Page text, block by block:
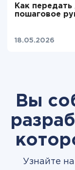
Как
пошаговое
18.05.2026
Вы
Узнайте